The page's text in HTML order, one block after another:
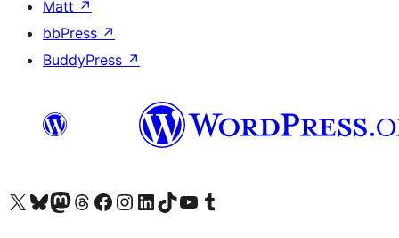
Matt ↗
bbPress ↗
BuddyPress ↗
Visita la cuenta de X (anteriormente Twitter)
Visita a nosa conta de Bluesky
Visita a nosa conta de Mastodon
Visita a nosa conta de Threads
Visita a nosa páxina de Facebook
Visita a nosa conta de Instagram
Visita a nosa conta de LinkedIn
Visita a nosa conta de TikTok
Visita a nosa canle de YouTube
Visita a nosa conta de Tumblr